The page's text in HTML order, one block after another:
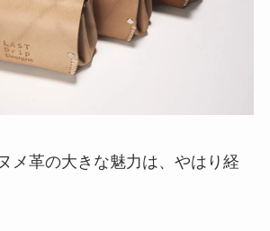
メ革の大きな魅力は、やはり経